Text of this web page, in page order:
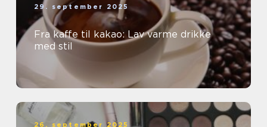
29. september 2025
Fra kaffe til kakao: Lav varme drikke
med stil
26. september 2025